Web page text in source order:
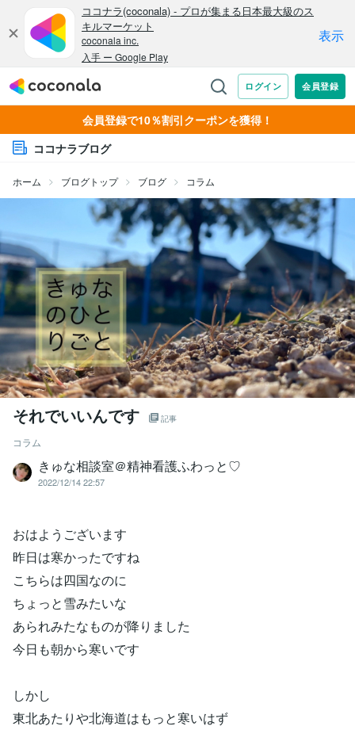
会員登録で10％割引クーポンを獲得！
ココナラブログ
ホーム ブログトップ ブログ コラム
それでいいんです 記事
コラム
きゅな相談室＠精神看護ふわっと♡
2022/12/14 22:57
おはようございます
昨日は寒かったですね
こちらは四国なのに
ちょっと雪みたいな
あられみたなものが降りました
今日も朝から寒いです
しかし
東北あたりや北海道はもっと寒いはず